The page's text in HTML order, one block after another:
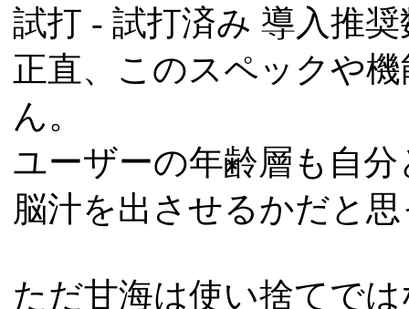
試打 - 試打済み 導入推
正直、このスペックや
ん。
ユーザーの年齢層も自
脳汁を出させるかだと
ただ甘海は使い捨てで